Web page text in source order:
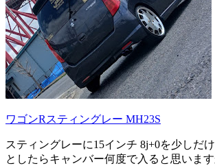
ワゴンRスティングレー MH23S
スティングレーに15インチ 8j+0を少しだ
としたらキャンバー何度で入ると思いま